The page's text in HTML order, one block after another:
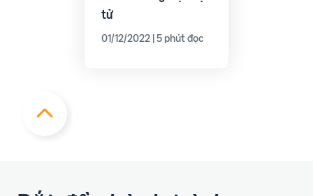
tử
01/12/2022 | 5 phút đọc